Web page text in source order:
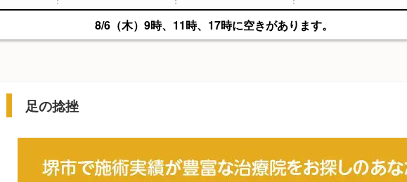
8/6（木）9時、11時、17時に空きがあります。
足の捻挫